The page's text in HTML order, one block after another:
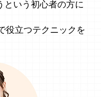
という初心者の方に
役立つテクニックを